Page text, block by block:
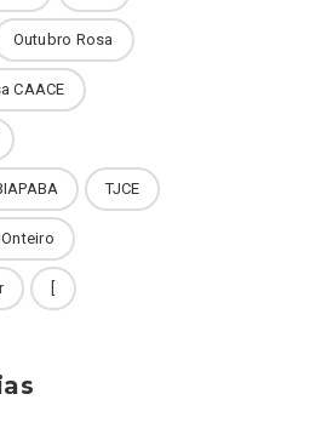
Outubro Rosa
CAACE
TJCE